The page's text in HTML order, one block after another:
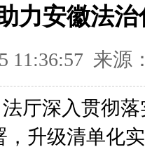
力安徽法
11:36:57 来
深入贯彻落
升级清单化